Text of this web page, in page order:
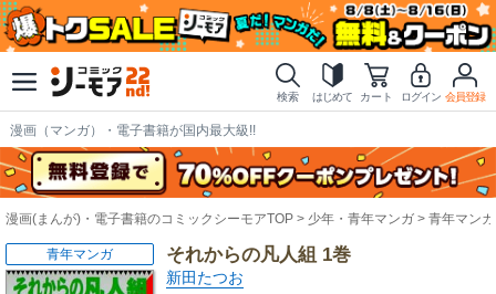
検索 はじめて カート ログイン 会員登録
漫画（マンガ）・電子書籍が国内最大級!!
漫画(まんが)・電子書籍のコミックシーモアTOP 少年・青年マンガ 青年マンガ
それからの凡人組 1巻
新田たつお
青年マンガ